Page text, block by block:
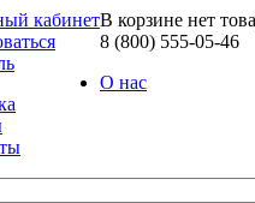
кабинетВ корзине нет
8 (800) 555-05-46
О нас